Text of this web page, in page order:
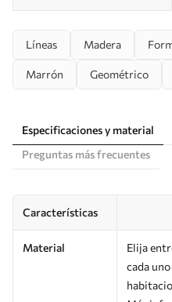
Líneas Madera
Marrón Geométrico
Especificaciones y material
Preguntas más frecuentes
Características
Material
Elija
cada